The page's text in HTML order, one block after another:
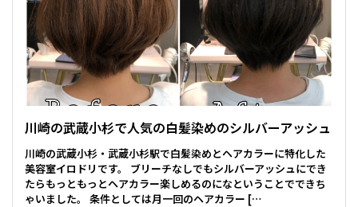
川崎の武蔵小杉で人気の白髪染めのシルバーアッシュ
川崎の武蔵小杉・武蔵小杉駅で白髪染めとヘアカラーに特化した
美容室イロドリです。 ブリーチなしでもシルバーアッシュにでき
たらもっともっとヘアカラー楽しめるのになということでできち
ゃいました。 条件としては月一回のヘアカラー […